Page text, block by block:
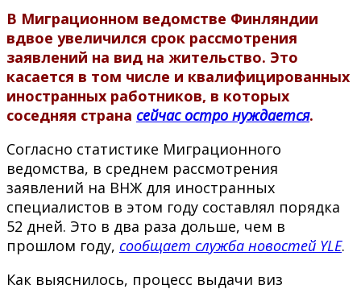
В Миграционном ведомстве Финляндии
вдвое увеличился срок рассмотрения
заявлений на вид на жительство. Это
касается в том числе и квалифицированных
иностранных работников, в которых
соседняя страна сейчас остро нуждается.
Согласно статистике Миграционного
ведомства, в среднем рассмотрения
заявлений на ВНЖ для иностранных
специалистов в этом году составлял порядка
52 дней. Это в два раза дольше, чем в
прошлом году, сообщает служба новостей YLE.
Как выяснилось, процесс выдачи виз